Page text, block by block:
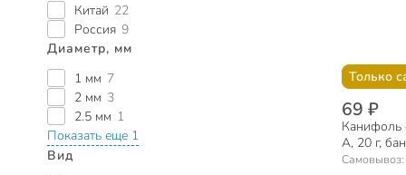
Китай 22
Россия 9
Диаметр, мм
1 мм 7
2 мм 3
2.5 мм 1
Показать еще 1
Вид
Только
69 ₽
Канифоль
А, 20 г,
Самовывоз: